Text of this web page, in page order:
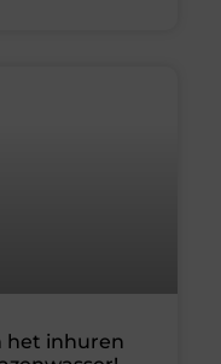
het inhuren